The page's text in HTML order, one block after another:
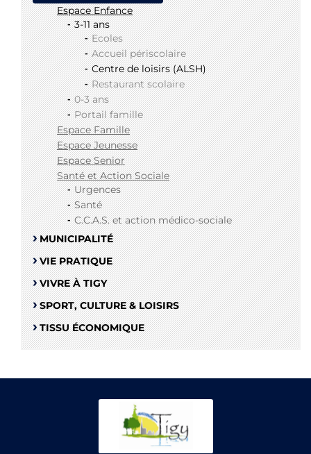
Espace Enfance
3-11 ans
Ecoles
Accueil périscolaire
Centre de loisirs (ALSH)
Restaurant scolaire
0-3 ans
Portail famille
Espace Famille
Espace Jeunesse
Espace Senior
Santé et Action Sociale
Urgences
Santé
C.C.A.S. et action médico-sociale
MUNICIPALITÉ
VIE PRATIQUE
VIVRE À TIGY
SPORT, CULTURE & LOISIRS
TISSU ÉCONOMIQUE